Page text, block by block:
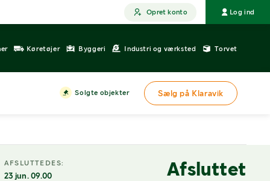
Opret konto Log ind
Køretøjer Byggeri Industri og værksted Torvet
Solgte objekter Sælg på Klaravik
AFSLUTTEDES:
23 jun. 09.00 Afsluttet